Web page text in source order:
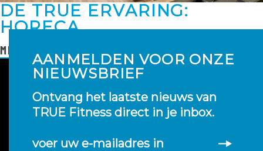
DE TRUE ERVARING:
HORECA
MEER LEZEN
AANMELDEN VOOR ONZE
NIEUWSBRIEF
Ontvang het laatste nieuws van
TRUE Fitness direct in je inbox.
voer uw e-mailadres in